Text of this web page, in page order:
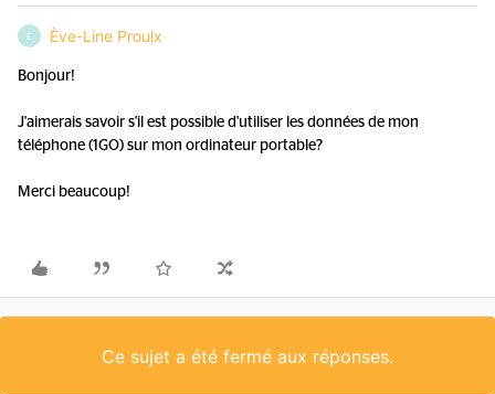
È Ève-Line Proulx
Bonjour!
J'aimerais savoir s'il est possible d'utiliser les données de mon
téléphone (1GO) sur mon ordinateur portable?
Merci beaucoup!
Ce sujet a été fermé aux réponses.